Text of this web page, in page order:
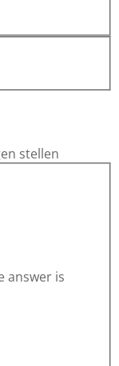
stellen
answer is